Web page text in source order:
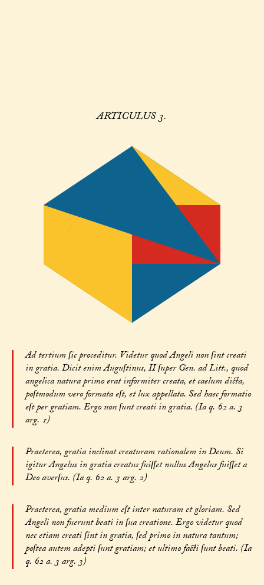
ARTICULUS 3.
Ad tertium ſic proceditur. Videtur quod Angeli non ſint creati
in gratia. Dicit enim Auguſtinus, II ſuper Gen. ad Litt., quod
angelica natura primo erat informiter creata, et caelum dicta,
poſtmodum vero formata eſt, et lux appellata. Sed haec formatio
eſt per gratiam. Ergo non ſunt creati in gratia. (Ia q. 62 a. 3
arg. 1)
Praeterea, gratia inclinat creaturam rationalem in Deum. Si
igitur Angelus in gratia creatus fuiſſet nullus Angelus fuiſſet a
Deo averſus. (Ia q. 62 a. 3 arg. 2)
Praeterea, gratia medium eſt inter naturam et gloriam. Sed
Angeli non fuerunt beati in ſua creatione. Ergo videtur quod
nec etiam creati ſint in gratia, ſed primo in natura tantum;
poſtea autem adepti ſunt gratiam; et ultimo facti ſunt beati. (Ia
q. 62 a. 3 arg. 3)